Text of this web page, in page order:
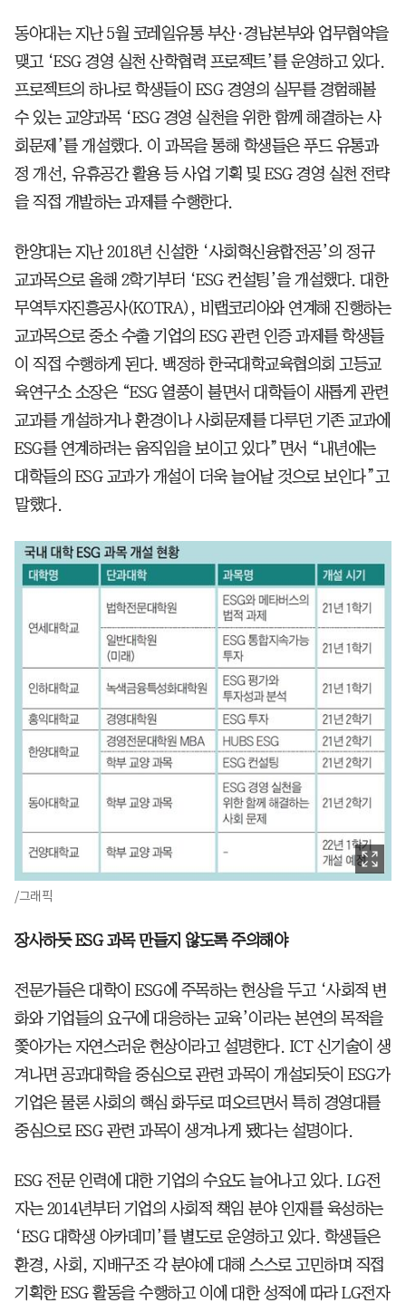
동아대는 지난 5월 코레일유통 부산·경남본부와 업무협약을
맺고 ‘ESG 경영 실천 산학협력 프로젝트’를 운영하고 있다.
프로젝트의 하나로 학생들이 ESG 경영의 실무를 경험해볼
수 있는 교양과목 ‘ESG 경영 실천을 위한 함께 해결하는 사
회문제’를 개설했다. 이 과목을 통해 학생들은 푸드 유통과
정 개선, 유휴공간 활용 등 사업 기획 및 ESG 경영 실천 전략
을 직접 개발하는 과제를 수행한다.
한양대는 지난 2018년 신설한 ‘사회혁신융합전공’의 정규
교과목으로 올해 2학기부터 ‘ESG 컨설팅’을 개설했다. 대한
무역투자진흥공사(KOTRA), 비랩코리아와 연계해 진행하는
교과목으로 중소 수출 기업의 ESG 관련 인증 과제를 학생들
이 직접 수행하게 된다. 백정하 한국대학교육협의회 고등교
육연구소 소장은 “ESG 열풍이 불면서 대학들이 새롭게 관련
교과를 개설하거나 환경이나 사회문제를 다루던 기존 교과에
ESG를 연계하려는 움직임을 보이고 있다”면서 “내년에는
대학들의 ESG 교과가 개설이 더욱 늘어날 것으로 보인다”고
말했다.
/그래픽
장사하듯 ESG 과목 만들지 않도록 주의해야
전문가들은 대학이 ESG에 주목하는 현상을 두고 ‘사회적 변
화와 기업들의 요구에 대응하는 교육’이라는 본연의 목적을
쫓아가는 자연스러운 현상이라고 설명한다. ICT 신기술이 생
겨나면 공과대학을 중심으로 관련 과목이 개설되듯이 ESG가
기업은 물론 사회의 핵심 화두로 떠오르면서 특히 경영대를
중심으로 ESG 관련 과목이 생겨나게 됐다는 설명이다.
ESG 전문 인력에 대한 기업의 수요도 늘어나고 있다. LG전
자는 2014년부터 기업의 사회적 책임 분야 인재를 육성하는
‘ESG 대학생 아카데미’를 별도로 운영하고 있다. 학생들은
환경, 사회, 지배구조 각 분야에 대해 스스로 고민하며 직접
기획한 ESG 활동을 수행하고 이에 대한 성적에 따라 LG전자